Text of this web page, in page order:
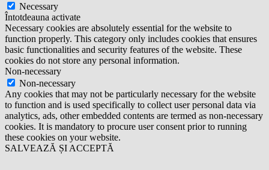
Necessary
Întotdeauna activate
Necessary cookies are absolutely essential for the website to
function properly. This category only includes cookies that ensures
basic functionalities and security features of the website. These
cookies do not store any personal information.
Non-necessary
Non-necessary
Any cookies that may not be particularly necessary for the website
to function and is used specifically to collect user personal data via
analytics, ads, other embedded contents are termed as non-necessary
cookies. It is mandatory to procure user consent prior to running
these cookies on your website.
SALVEAZĂ ȘI ACCEPTĂ